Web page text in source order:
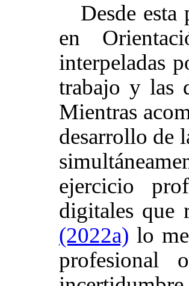
Desde esta
en
interpeladas
trabajo y las
Mientras
desarrollo de
ejercicio
digitales que
(2022a) lo
profesional